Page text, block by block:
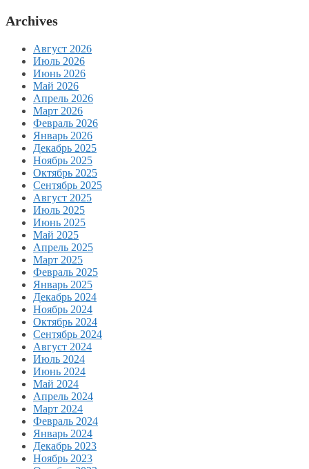
Archives
Август 2026
Июль 2026
Июнь 2026
Май 2026
Апрель 2026
Март 2026
Февраль 2026
Январь 2026
Декабрь 2025
Ноябрь 2025
Октябрь 2025
Сентябрь 2025
Август 2025
Июль 2025
Июнь 2025
Май 2025
Апрель 2025
Март 2025
Февраль 2025
Январь 2025
Декабрь 2024
Ноябрь 2024
Октябрь 2024
Сентябрь 2024
Август 2024
Июль 2024
Июнь 2024
Май 2024
Апрель 2024
Март 2024
Февраль 2024
Январь 2024
Декабрь 2023
Ноябрь 2023